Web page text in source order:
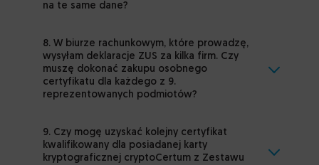
na te same dane?
8. W biurze rachunkowym, które prowadzę,
wysyłam deklaracje ZUS za kilka firm. Czy
muszę dokonać zakupu osobnego
certyfikatu dla każdego z 9.
reprezentowanych podmiotów?
9. Czy mogę uzyskać kolejny certyfikat
kwalifikowany dla posiadanej karty
kryptograficznej cryptoCertum z Zestawu